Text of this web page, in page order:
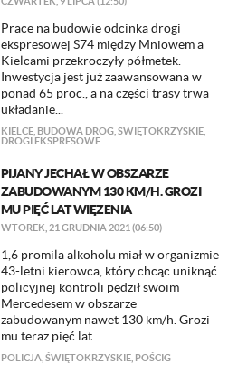
Prace na budowie odcinka drogi
ekspresowej S74 między Mniowem a
Kielcami przekroczyły półmetek.
Inwestycja jest już zaawansowana w
ponad 65 proc., a na części trasy trwa
układanie...
KIELCE, BUDOWA DRÓG, ŚWIĘTOKRZYSKIE,
DROGI EKSPRESOWE
PIJANY JECHAŁ W OBSZARZE
ZABUDOWANYM 130 KM/H. GROZI
MU PIĘĆ LAT WIĘZENIA
WTOREK, 21 GRUDNIA 2021 (06:50)
1,6 promila alkoholu miał w organizmie
43-letni kierowca, który chcąc uniknąć
policyjnej kontroli pędził swoim
Mercedesem w obszarze
zabudowanym nawet 130 km/h. Grozi
mu teraz pięć lat...
POLICJA ŚWIĘTOKRZYSKIE, POŚCIG